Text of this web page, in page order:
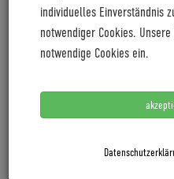
individuelles Einverständnis
notwendiger Cookies.
notwendige Cookies ein.
LETZTE PRESSEMITTEILUNGEN
Coboc blickt mit positiver
Cyclingworld Europe
Cyclingworld Europe baut